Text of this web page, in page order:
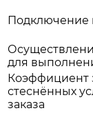
Подключение
для
Коэффициент
стеснённых
заказа